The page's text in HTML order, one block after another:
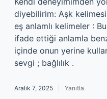
diyebilirim: Aşk
eş anlamlı kelimeler :
ifade ettiği anlamla
içinde onun yerine
sevgi ; bağlılık .
Aralık 7, 2025 Yanıtla